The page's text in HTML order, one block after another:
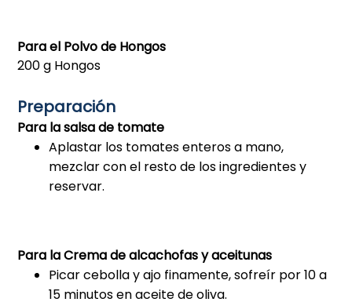
Para el Polvo de Hongos
200 g Hongos
Preparación
Para la salsa de tomate
Aplastar los tomates enteros a mano,
mezclar con el resto de los ingredientes y
reservar.
Para la Crema de alcachofas y aceitunas
Picar cebolla y ajo finamente, sofreír por 10 a
15 minutos en aceite de oliva.